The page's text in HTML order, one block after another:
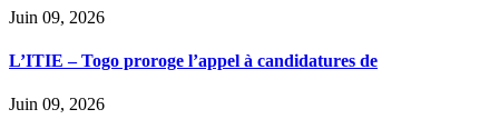
Juin 09, 2026
L’ITIE – Togo proroge l’appel à candidatures de
Juin 09, 2026